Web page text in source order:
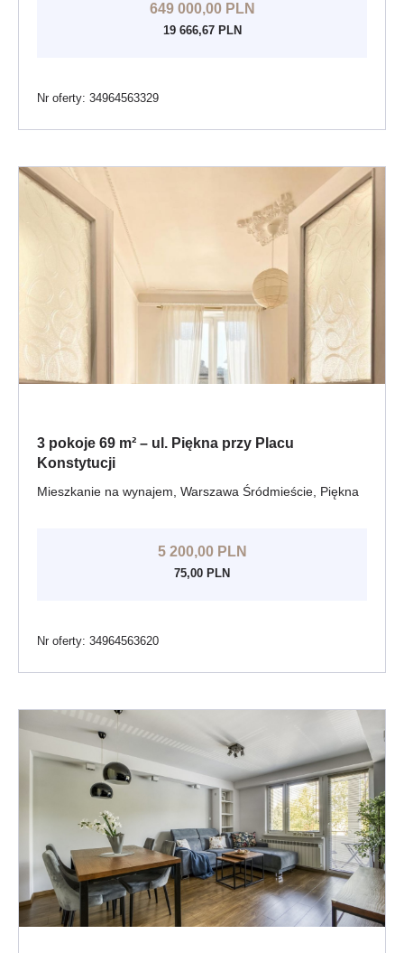
649 000,00 PLN
19 666,67 PLN
Nr oferty: 34964563329
3 pokoje 69 m² – ul. Piękna przy Placu
Konstytucji
Mieszkanie na wynajem, Warszawa Śródmieście, Piękna
5 200,00 PLN
75,00 PLN
Nr oferty: 34964563620